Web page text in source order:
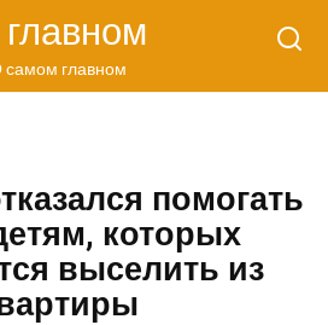
самом главном
помогать
которых
выселить из